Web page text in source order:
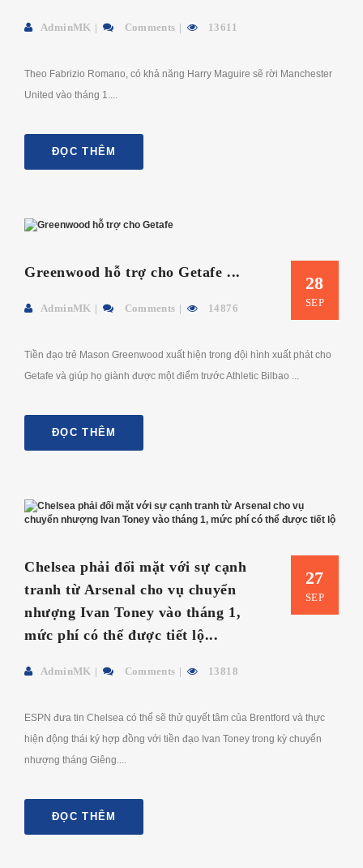
AdminMK Comments 13611
Theo Fabrizio Romano, có khả năng Harry Maguire sẽ rời Manchester
United vào tháng 1....
ĐỌC THÊM
28
SEP
Greenwood hỗ trợ cho Getafe ...
AdminMK Comments 14876
Tiền đạo trẻ Mason Greenwood xuất hiện trong đội hình xuất phát cho
Getafe và giúp họ giành được một điểm trước Athletic Bilbao ...
ĐỌC THÊM
27
SEP
Chelsea phải đối mặt với sự cạnh
tranh từ Arsenal cho vụ chuyển
nhượng Ivan Toney vào tháng 1,
mức phí có thể được tiết lộ...
AdminMK Comments 13818
ESPN đưa tin Chelsea có thể sẽ thử quyết tâm của Brentford và thực
hiện động thái ký hợp đồng với tiền đạo Ivan Toney trong kỳ chuyển
nhượng tháng Giêng....
ĐỌC THÊM